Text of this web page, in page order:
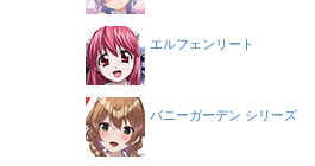
エルフェンリート
バニーガーデン シリーズ